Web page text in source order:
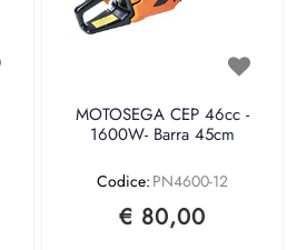
MOTOSEGA CEP 46cc -
1600W- Barra 45cm
Codice: PN4600-12
€ 80,00